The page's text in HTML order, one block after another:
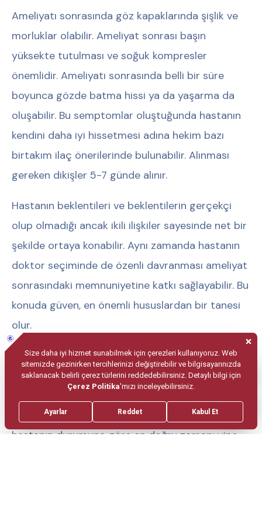
Ameliyatı sonrasında göz kapaklarında şişlik ve
morluklar olabilir. Ameliyat sonrası başın
yüksekte tutulması ve soğuk kompresler
önemlidir. Ameliyatı sonrasında belli bir süre
boyunca gözde batma hissi ya da yaşarma da
oluşabilir. Bu semptomlar oluştuğunda hastanın
kendini daha iyi hissetmesi adına hekim bazı
birtakım ilaç önerilerinde bulunabilir. Alınması
gereken dikişler 5-7 günde alınır.
Hastanın beklentileri ve beklentilerin gerçekçi
olup olmadığı ancak ikili ilişkiler sayesinde net bir
şekilde ortaya konabilir. Aynı zamanda hastanın
doktor seçiminde de özenli davranması ameliyat
sonrasındaki memnuniyetine katkı sağlayabilir. Bu
konuda güven, en önemli hususlardan bir tanesi
olur.
Göz kapağı estetiği sonrasında kadın hastaların
merak edebilecekleri bir diğer nokta ise makyaj
yapmaya başlama süreci olabilir. Bu süreç
genellikle bir hafta olarak belirtilebilir ancak
hastanın durumuna göre en doğru zamanı yine